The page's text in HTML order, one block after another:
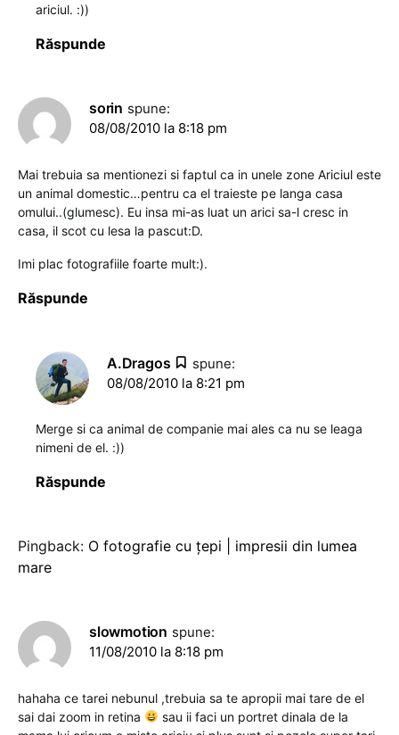
ariciul. :))
Răspunde
sorin spune:
08/08/2010 la 8:18 pm
Mai trebuia sa mentionezi si faptul ca in unele zone Ariciul este
un animal domestic…pentru ca el traieste pe langa casa
omului..(glumesc). Eu insa mi-as luat un arici sa-l cresc in
casa, il scot cu lesa la pascut:D.
Imi plac fotografiile foarte mult:).
Răspunde
A.Dragos
spune:
08/08/2010 la 8:21 pm
Merge si ca animal de companie mai ales ca nu se leaga
nimeni de el. :))
Răspunde
Pingback: O fotografie cu ţepi | impresii din lumea
mare
slowmotion spune:
11/08/2010 la 8:18 pm
hahaha ce tarei nebunul ,trebuia sa te apropii mai tare de el
sai dai zoom in retina
sau ii faci un portret dinala de la